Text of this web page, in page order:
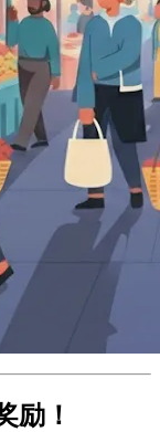
出「早鸟计划」！
专属福利！
户，即可永久享受
。
模。
更多回报。
早期支持者的最大
励！